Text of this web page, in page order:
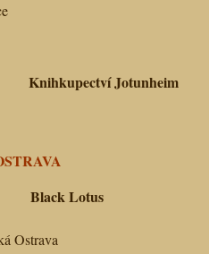
Knihkupectví Jotunheim
Black Lotus
Ostrava